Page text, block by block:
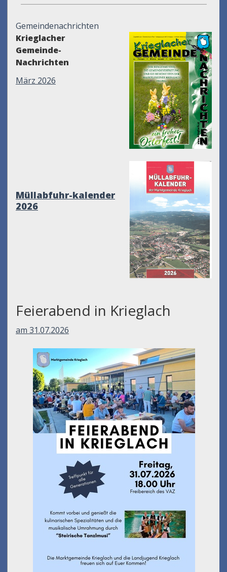
Gemeindenachrichten
Krieglacher
Gemeinde-
Nachrichten
März 2026
Müllabfuhr-kalender
2026
Feierabend in Krieglach
am 31.07.2026